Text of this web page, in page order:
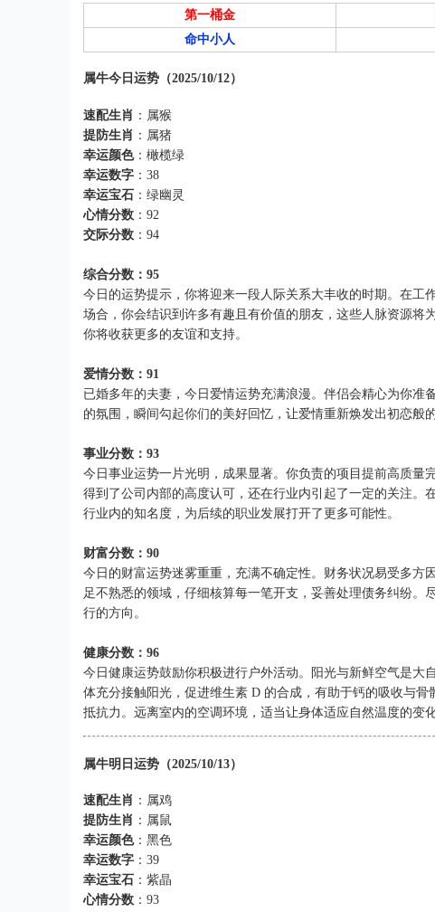
第一桶金
命中小人
属牛今日运势（2025/10/12）
速配生肖 ：属猴
提防生肖 ：属猪
幸运颜色：橄榄绿
幸运数字 ：38
幸运宝石 ：绿幽灵
心情分数 ：92
交际分数 ：94
综合分数：95
今日的运势提示，你将迎来一段人际关系大丰收的时期。在
场合，你会结识到许多有趣且有价值的朋友，这些人脉资源将
你将收获更多的友谊和支持。
爱情分数：91
已婚多年的夫妻，今日爱情运势充满浪漫。伴侣会精心为你
的氛围，瞬间勾起你们的美好回忆，让爱情重新焕发出初恋般的
事业分数：93
今日事业运势一片光明，成果显著。你负责的项目提前高质量
得到了公司内部的高度认可，还在行业内引起了一定的关注。
行业内的知名度，为后续的职业发展打开了更多可能性。
财富分数：90
今日的财富运势迷雾重重，充满不确定性。财务状况易受多
足不熟悉的领域，仔细核算每一笔开支，妥善处理债务纠纷
行的方向。
健康分数：96
今日健康运势鼓励你积极进行户外活动。阳光与新鲜空气是
体充分接触阳光，促进维生素 D 的合成，有助于钙的吸收与
抵抗力。远离室内的空调环境，适当让身体适应自然温度的变
属牛明日运势（2025/10/13）
速配生肖 ：属鸡
提防生肖 ：属鼠
幸运颜色：黑色
幸运数字 ：39
幸运宝石 ：紫晶
心情分数 ：93